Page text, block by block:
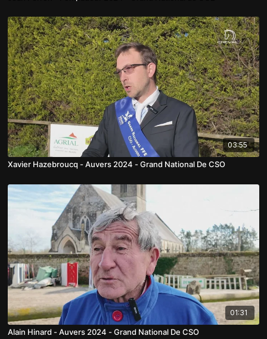
03:55
Xavier Hazebroucq - Auvers 2024 - Grand National De CSO
01:31
Alain Hinard - Auvers 2024 - Grand National De CSO